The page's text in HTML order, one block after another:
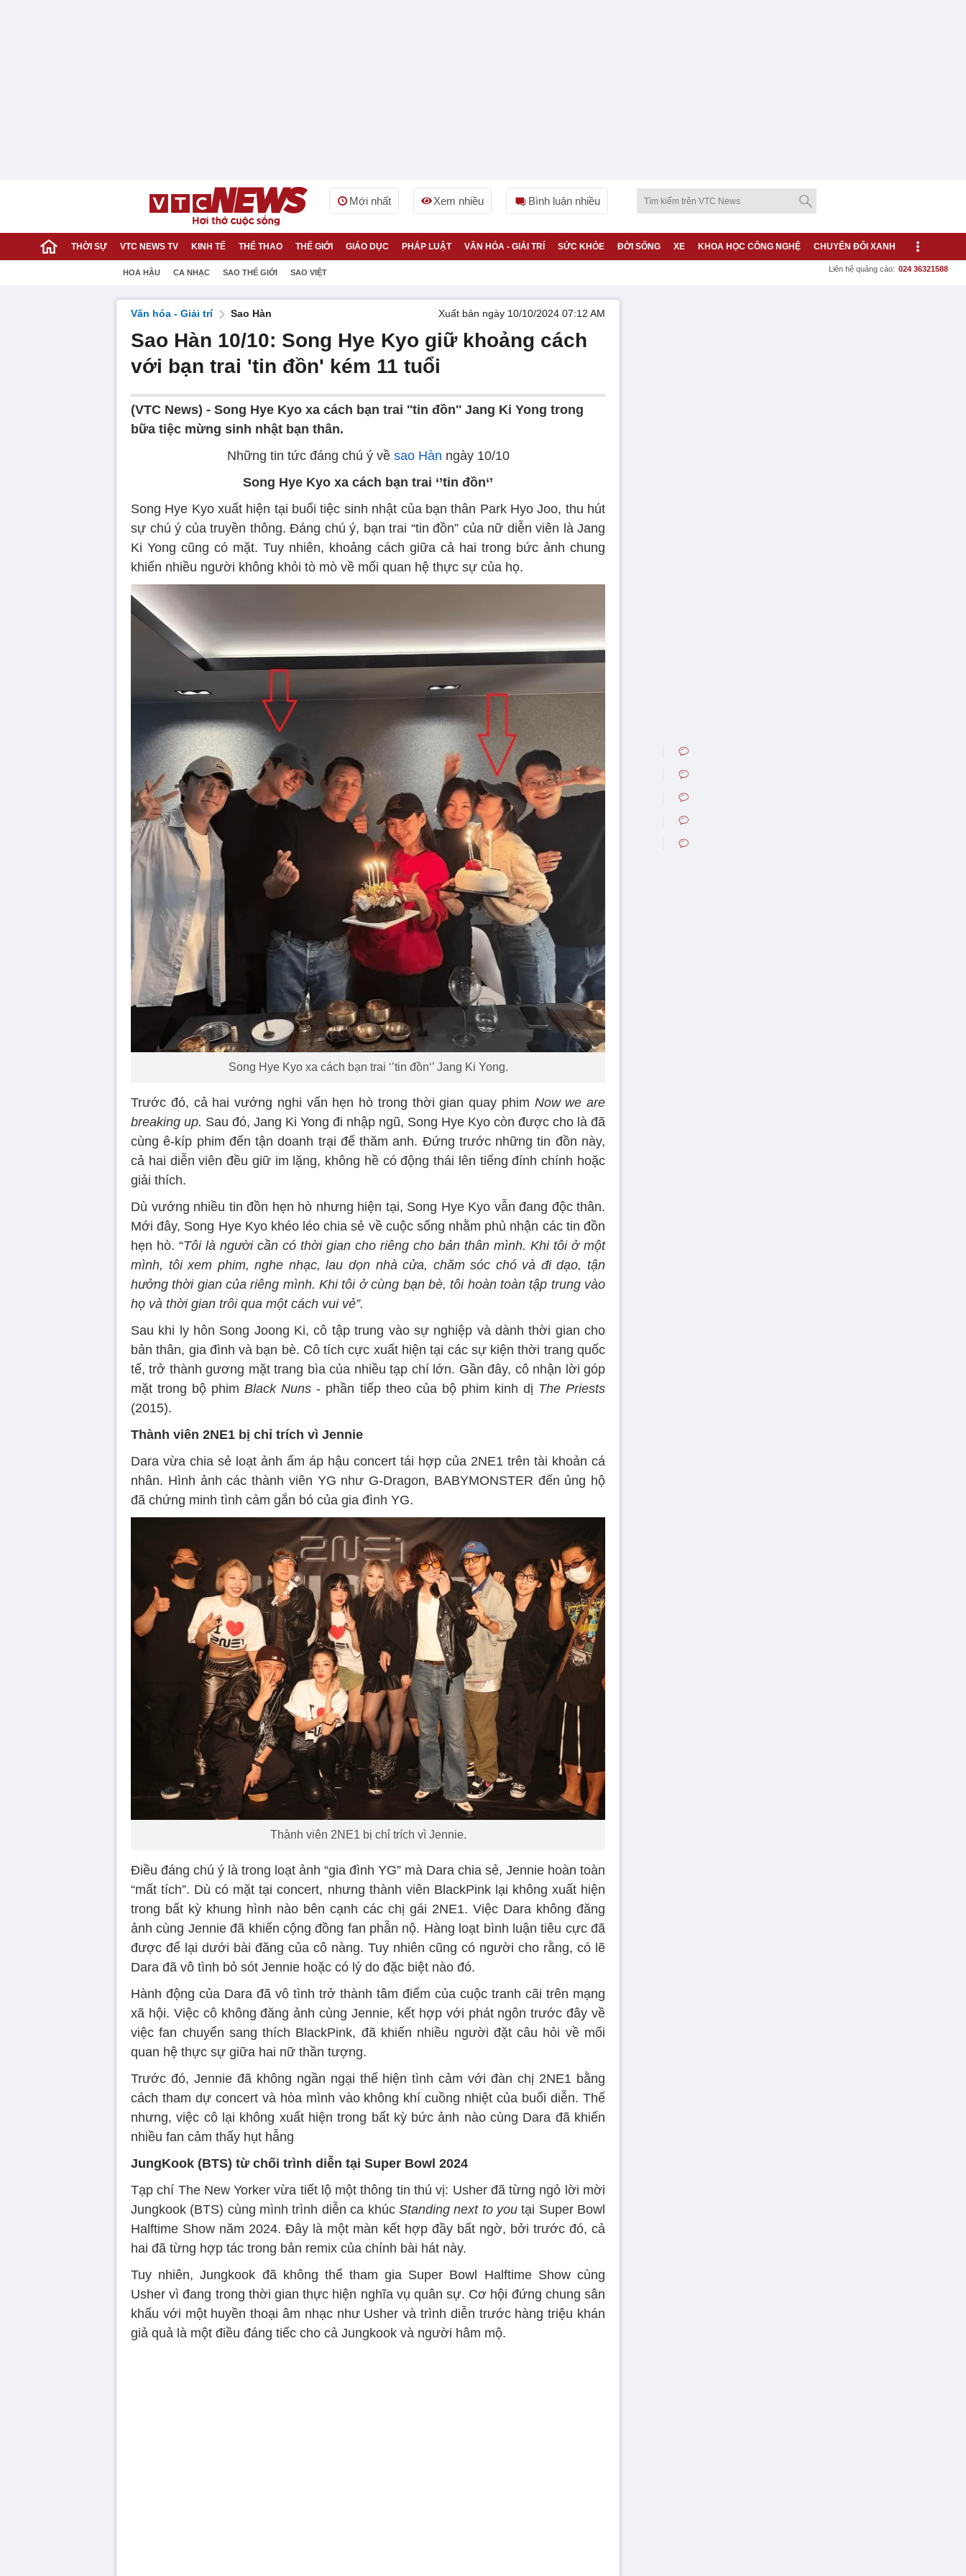
Mới nhất Xem nhiều Bình luận nhiều
THỜI SỰ VTC NEWS TV KINH TẾ THỂ THAO THẾ GIỚI GIÁO DỤC PHÁP LUẬT VĂN HÓA - GIẢI TRÍ SỨC KHỎE ĐỜI SỐNG XE KHOA HỌC CÔNG NGHỆ CHUYỂN ĐỔI XANH
HOA HẬU CA NHẠC SAO THẾ GIỚI SAO VIỆT Liên hệ quảng cáo: 024 36321588
Văn hóa - Giải trí Sao Hàn Xuất bản ngày 10/10/2024 07:12 AM
Sao Hàn 10/10: Song Hye Kyo giữ khoảng cách
với bạn trai 'tin đồn' kém 11 tuổi
(VTC News) - Song Hye Kyo xa cách bạn trai ''tin đồn'' Jang Ki Yong trong
bữa tiệc mừng sinh nhật bạn thân.
Những tin tức đáng chú ý về sao Hàn ngày 10/10
Song Hye Kyo xa cách bạn trai ‘’tin đồn‘’
Song Hye Kyo xuất hiện tại buổi tiệc sinh nhật của bạn thân Park Hyo Joo, thu hút
sự chú ý của truyền thông. Đáng chú ý, bạn trai “tin đồn” của nữ diễn viên là Jang
Ki Yong cũng có mặt. Tuy nhiên, khoảng cách giữa cả hai trong bức ảnh chung
khiến nhiều người không khỏi tò mò về mối quan hệ thực sự của họ.
Song Hye Kyo xa cách bạn trai ‘’tin đồn‘’ Jang Ki Yong.
Trước đó, cả hai vướng nghi vấn hẹn hò trong thời gian quay phim Now we are
breaking up. Sau đó, Jang Ki Yong đi nhập ngũ, Song Hye Kyo còn được cho là đã
cùng ê-kíp phim đến tận doanh trại để thăm anh. Đứng trước những tin đồn này,
cả hai diễn viên đều giữ im lặng, không hề có động thái lên tiếng đính chính hoặc
giải thích.
Dù vướng nhiều tin đồn hẹn hò nhưng hiện tại, Song Hye Kyo vẫn đang độc thân.
Mới đây, Song Hye Kyo khéo léo chia sẻ về cuộc sống nhằm phủ nhận các tin đồn
hẹn hò. “Tôi là người cần có thời gian cho riêng cho bản thân mình. Khi tôi ở một
mình, tôi xem phim, nghe nhạc, lau dọn nhà cửa, chăm sóc chó và đi dạo, tận
hưởng thời gian của riêng mình. Khi tôi ở cùng bạn bè, tôi hoàn toàn tập trung vào
họ và thời gian trôi qua một cách vui vẻ”.
Sau khi ly hôn Song Joong Ki, cô tập trung vào sự nghiệp và dành thời gian cho
bản thân, gia đình và bạn bè. Cô tích cực xuất hiện tại các sự kiện thời trang quốc
tế, trở thành gương mặt trang bìa của nhiều tạp chí lớn. Gần đây, cô nhận lời góp
mặt trong bộ phimBlack Nuns - phần tiếp theo của bộ phim kinh dị The Priests
(2015).
Thành viên 2NE1 bị chỉ trích vì Jennie
Dara vừa chia sẻ loạt ảnh ấm áp hậu concert tái hợp của 2NE1 trên tài khoản cá
nhân. Hình ảnh các thành viên YG như G-Dragon, BABYMONSTER đến ủng hộ
đã chứng minh tình cảm gắn bó của gia đình YG.
Thành viên 2NE1 bị chỉ trích vì Jennie.
Điều đáng chú ý là trong loạt ảnh “gia đình YG” mà Dara chia sẻ, Jennie hoàn toàn
“mất tích”. Dù có mặt tại concert, nhưng thành viên BlackPink lại không xuất hiện
trong bất kỳ khung hình nào bên cạnh các chị gái 2NE1. Việc Dara không đăng
ảnh cùng Jennie đã khiến cộng đồng fan phẫn nộ. Hàng loạt bình luận tiêu cực đã
được để lại dưới bài đăng của cô nàng. Tuy nhiên cũng có người cho rằng, có lẽ
Dara đã vô tình bỏ sót Jennie hoặc có lý do đặc biệt nào đó.
Hành động của Dara đã vô tình trở thành tâm điểm của cuộc tranh cãi trên mạng
xã hội. Việc cô không đăng ảnh cùng Jennie, kết hợp với phát ngôn trước đây về
việc fan chuyển sang thích BlackPink, đã khiến nhiều người đặt câu hỏi về mối
quan hệ thực sự giữa hai nữ thần tượng.
Trước đó, Jennie đã không ngần ngại thể hiện tình cảm với đàn chị 2NE1 bằng
cách tham dự concert và hòa mình vào không khí cuồng nhiệt của buổi diễn. Thế
nhưng, việc cô lại không xuất hiện trong bất kỳ bức ảnh nào cùng Dara đã khiến
nhiều fan cảm thấy hụt hẫng
JungKook (BTS) từ chối trình diễn tại Super Bowl 2024
Tạp chí The New Yorker vừa tiết lộ một thông tin thú vị: Usher đã từng ngỏ lời mời
Jungkook (BTS) cùng mình trình diễn ca khúc Standing next to youtại Super Bowl
Halftime Show năm 2024. Đây là một màn kết hợp đầy bất ngờ, bởi trước đó, cả
hai đã từng hợp tác trong bản remix của chính bài hát này.
Tuy nhiên, Jungkook đã không thể tham gia Super Bowl Halftime Show cùng
Usher vì đang trong thời gian thực hiện nghĩa vụ quân sự. Cơ hội đứng chung sân
khấu với một huyền thoại âm nhạc như Usher và trình diễn trước hàng triệu khán
giả quả là một điều đáng tiếc cho cả Jungkook và người hâm mộ.